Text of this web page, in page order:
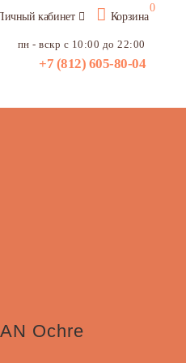
кабинет Корзина
0
пн - вскр с 10:00 до 22:00
+7 (812) 605-80-04
Ochre